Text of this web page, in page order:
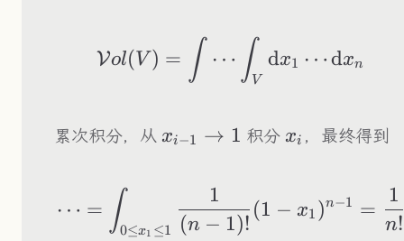
Vol(V ) = ∫ ⋯ ∫V
dx1 ⋯dxn
累次积分，从 x_{i-
xi−1 → 1 积分 x_i
xi ，最终得到
⋯ = ∫0≤x1 ≤1 (n − 1)!
1
(1 − x1 )n−1 =
n!
1